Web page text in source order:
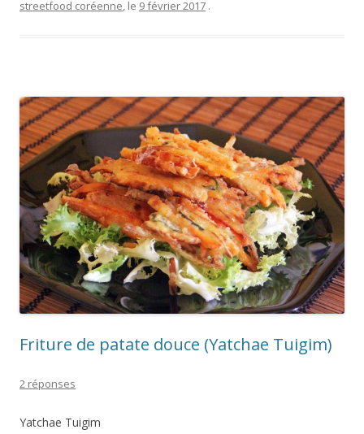
streetfood coréenne, le 9 février 2017 .
Friture de patate douce (Yatchae Tuigim)
2 réponses
Yatchae Tuigim